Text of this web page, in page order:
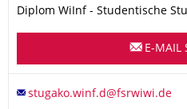
Diplom WiInf - Studentische
E-MAIL